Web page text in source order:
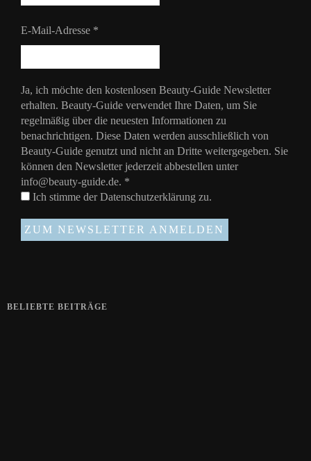
E-Mail-Adresse *
Ja, ich möchte den kostenlosen Beauty-Guide Newsletter
erhalten. Beauty-Guide verwendet Ihre Daten, um Sie
regelmäßig über die neuesten Informationen zu
benachrichtigen. Diese Daten werden ausschließlich von
Beauty-Guide genutzt und nicht an Dritte weitergegeben. Sie
können den Newsletter jederzeit abbestellen unter
info@beauty-guide.de. *
Ich stimme derDatenschutzerklärung zu.
BELIEBTE BEITRÄGE